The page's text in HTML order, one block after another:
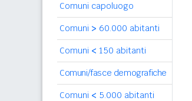
Comuni capoluogo
Comuni > 60.000 abitanti
Comuni < 150 abitanti
Comuni/fasce demografiche
Comuni < 5.000 abitanti